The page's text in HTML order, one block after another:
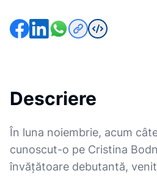
Descriere
În luna noiembrie, acum
cunoscut-o pe Cristina
învățătoare debutantă,